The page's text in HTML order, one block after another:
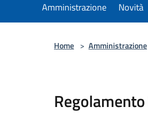
Amministrazione Novità
Home > Amministrazione